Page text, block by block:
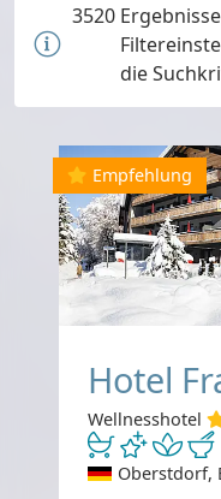
3520
die
Empfehlung
Hotel
Wellnesshotel
Oberstdorf,